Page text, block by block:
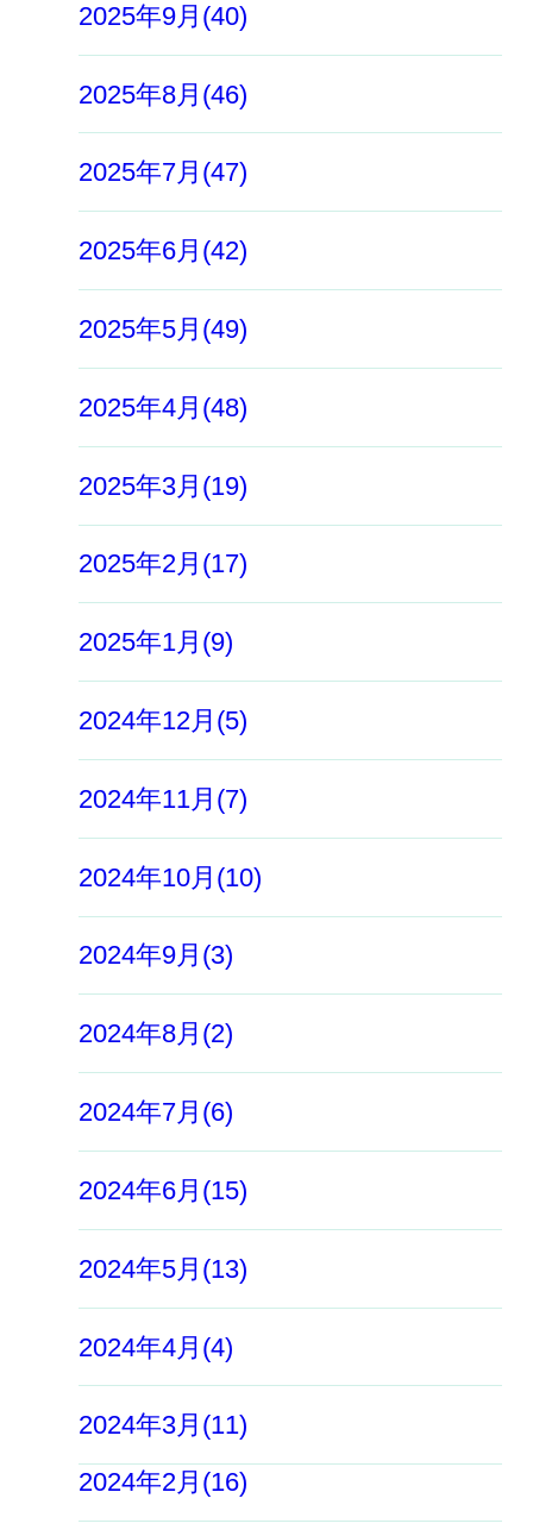
2025年9月(40)
2025年8月(46)
2025年7月(47)
2025年6月(42)
2025年5月(49)
2025年4月(48)
2025年3月(19)
2025年2月(17)
2025年1月(9)
2024年12月(5)
2024年11月(7)
2024年10月(10)
2024年9月(3)
2024年8月(2)
2024年7月(6)
2024年6月(15)
2024年5月(13)
2024年4月(4)
2024年3月(11)
2024年2月(16)